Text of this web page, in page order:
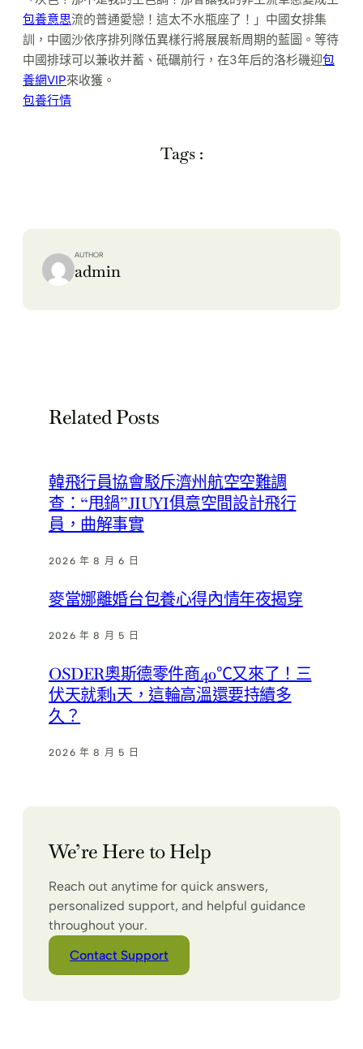
包養意思流的普通愛戀！這太不水瓶座了！」中國女排集
訓，中國沙依序排列隊伍異樣行將展展新周期的藍圖。等待
中國排球可以兼收并蓄、砥礪前行，在3年后的洛杉磯迎包
養網VIP來收獲。
包養行情
Tags :
AUTHOR
admin
Related Posts
韓飛行員協會駁斥濟州航空空難調
查：“甩鍋”JIUYI俱意空間設計飛行
員，曲解事實
2026 年 8 月 6 日
麥當娜離婚台包養心得內情年夜揭穿
2026 年 8 月 5 日
OSDER奧斯德零件商40℃又來了！三
伏天就剩1天，這輪高溫還要持續多
久？
2026 年 8 月 5 日
We’re Here to Help
Reach out anytime for quick answers,
personalized support, and helpful guidance
throughout your.
Contact Support